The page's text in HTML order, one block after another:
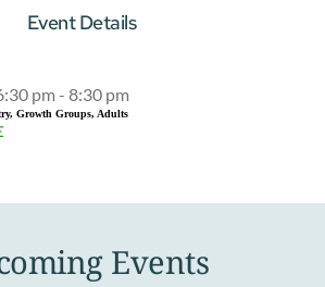
Event Details
pm - 8:30 pm
Growth Groups, Adults
Events